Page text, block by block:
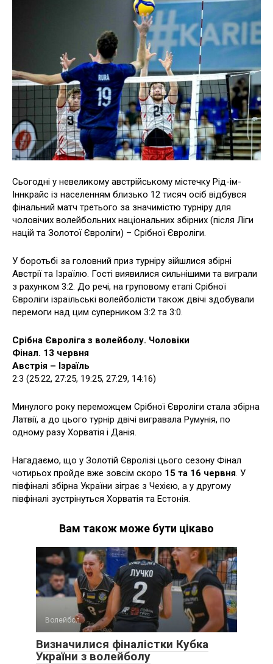
Сьогодні у невеликому австрійському містечку Рід-ім-
Іннкрайс із населенням близько 12 тисяч осіб відбувся
фінальний матч третього за значимістю турніру для
чоловічих волейбольних національних збірних (після Ліги
націй та Золотої Євроліги) – Срібної Євроліги.
У боротьбі за головний приз турніру зійшлися збірні
Австрії та Ізраїлю. Гості виявилися сильнішими та виграли
з рахунком 3:2. До речі, на груповому етапі Срібної
Євроліги ізраїльські волейболісти також двічі здобували
перемоги над цим суперником 3:2 та 3:0.
Срібна Євроліга з волейболу. Чоловіки
Фінал. 13 червня
Австрія – Ізраїль
2:3 (25:22, 27:25, 19:25, 27:29, 14:16)
Минулого року переможцем Срібної Євроліги стала збірна
Латвії, а до цього турнір двічі вигравала Румунія, по
одному разу Хорватія і Данія.
Нагадаємо, що у Золотій Євролізі цього сезону Фінал
чотирьох пройде вже зовсім скоро 15 та 16 червня. У
півфіналі збірна України зіграє з Чехією, а у другому
півфіналі зустрінуться Хорватія та Естонія.
Вам також може бути цікаво
Волейбол
Визначилися фіналістки Кубка
України з волейболу